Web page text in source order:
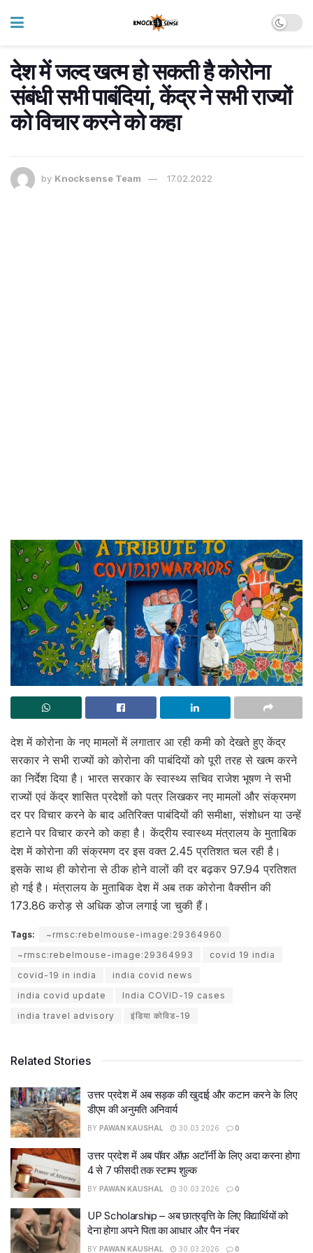
देश में जल्द खत्म हो सकती है कोरोना
संबंधी सभी पाबंदियां, केंद्र ने सभी राज्यों
को विचार करने को कहा
by Knocksense Team 17.02.2022
देश में कोरोना के नए मामलों में लगातार आ रही कमी को देखते हुए केंद्र
सरकार ने सभी राज्यों को कोरोना की पाबंदियों को पूरी तरह से खत्म करने
का निर्देश दिया है। भारत सरकार के स्वास्थ्य सचिव राजेश भूषण ने सभी
राज्यों एवं केंद्र शासित प्रदेशों को पत्र लिखकर नए मामलों और संक्रमण
दर पर विचार करने के बाद अतिरिक्त पाबंदियों की समीक्षा, संशोधन या उन्हें
हटाने पर विचार करने को कहा है। केंद्रीय स्वास्थ्य मंत्रालय के मुताबिक
देश में कोरोना की संक्रमण दर इस वक्त 2.45 प्रतिशत चल रही है।
इसके साथ ही कोरोना से ठीक होने वालों की दर बढ़कर 97.94 प्रतिशत
हो गई है। मंत्रालय के मुताबिक देश में अब तक कोरोना वैक्सीन की
173.86 करोड़ से अधिक डोज लगाई जा चुकी हैं।
Tags:
~rmsc:rebelmouse-image:29364960
~rmsc:rebelmouse-image:29364993
covid 19 india
covid-19 in india
india covid news
india covid update
India COVID-19 cases
india travel advisory
इंडिया कोविड-19
Related Stories
उत्तर प्रदेश में अब सड़क की खुदाई और कटान करने के लिए
डीएम की अनुमति अनिवार्य
BY PAWAN KAUSHAL 30.03.2026 0
उत्तर प्रदेश में अब पॉवर ऑफ़ अटॉर्नी के लिए अदा करना होगा
4 से 7 फीसदी तक स्टाम्प शुल्क
BY PAWAN KAUSHAL 30.03.2026 0
UP Scholarship – अब छात्रवृत्ति के लिए विद्यार्थियों को
देना होगा अपने पिता का आधार और पैन नंबर
BY PAWAN KAUSHAL 30.03.2026 0